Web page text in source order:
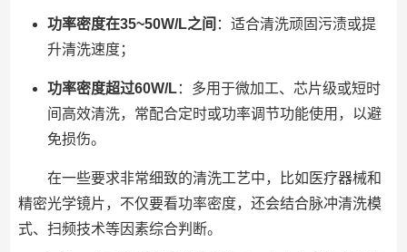
功率密度在35~50W/L之间 ：适合清洗顽固污渍或提
升清洗速度；
功率密度超过60W/L：多用于微加工、芯片级或短时
间高效清洗，常配合定时或功率调节功能使用，以避
免损伤。
在一些要求非常细致的清洗工艺中，比如医疗器械和
精密光学镜片，不仅要看功率密度，还会结合脉冲清洗模
式、扫频技术等因素综合判断。